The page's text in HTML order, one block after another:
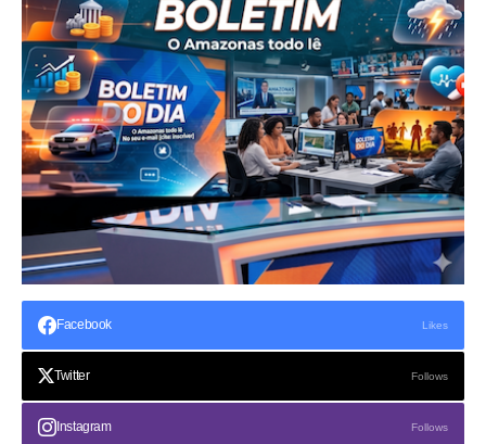
Facebook Likes
Twitter Follows
Instagram Follows